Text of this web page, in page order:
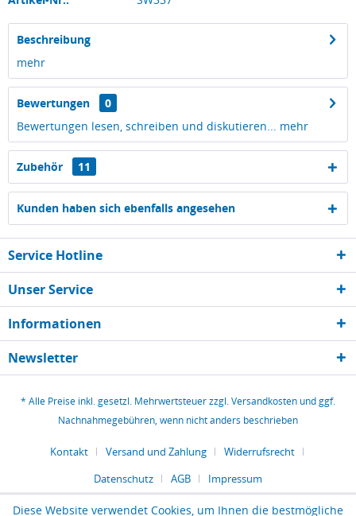
Beschreibung
mehr
Bewertungen
0
Bewertungen lesen, schreiben und diskutieren... mehr
Zubehör 11
Kunden haben sich ebenfalls angesehen
Service Hotline
Unser Service
Informationen
Newsletter
* Alle Preise inkl. gesetzl. Mehrwertsteuer zzgl.Versandkosten und ggf.
Nachnahmegebühren, wenn nicht anders beschrieben
Kontakt Versand und Zahlung
Widerrufsrecht
Datenschutz
AGB Impressum
Diese Website verwendet Cookies, um Ihnen die bestmögliche